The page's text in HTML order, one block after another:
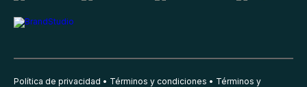
Política de privacidad Términos y condiciones
Términos y